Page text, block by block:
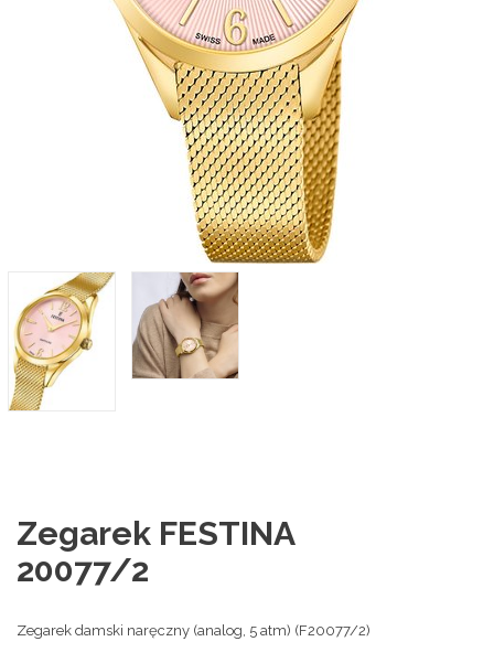
Zegarek FESTINA
20077/2
Zegarek damski naręczny (analog, 5 atm) (F20077/2)